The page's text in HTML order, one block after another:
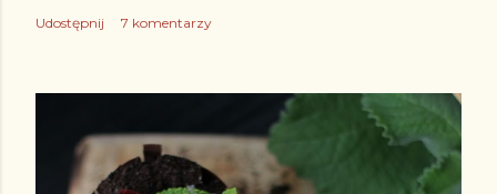
Udostępnij 7 komentarzy